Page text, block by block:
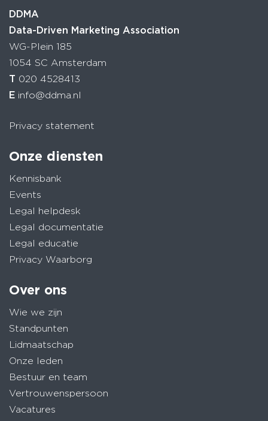
DDMA
Data-Driven Marketing Association
WG-Plein 185
1054 SC Amsterdam
T 020 4528413
E info@ddma.nl
Privacy statement
Onze diensten
Kennisbank
Events
Legal helpdesk
Legal documentatie
Legal educatie
Privacy Waarborg
Over ons
Wie we zijn
Standpunten
Lidmaatschap
Onze leden
Bestuur en team
Vertrouwenspersoon
Vacatures